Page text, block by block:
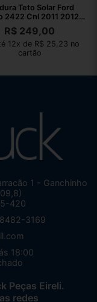
Teto Solar Ford
2422 Cnl 2011 2012
Va153
R$ 249,00
12x de R$ 25,23 no
cartão
1 - Ganchinho
420
3169
18:00
Peças Eireli.
redes